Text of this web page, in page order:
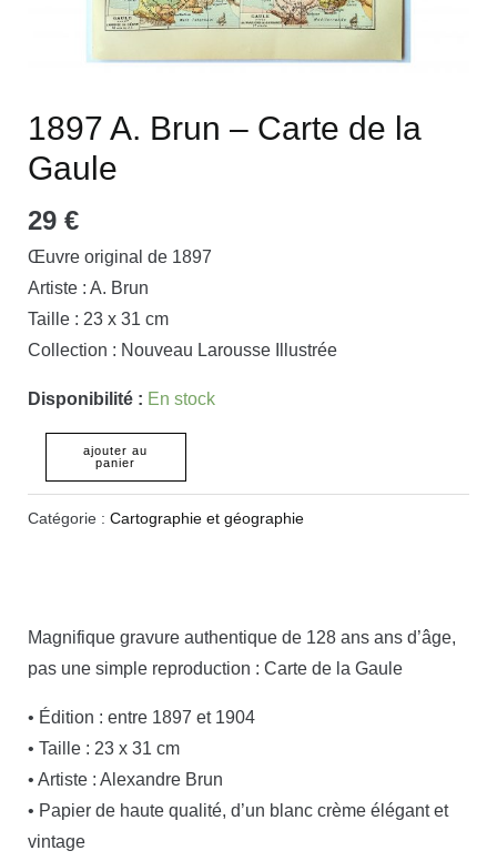
1897 A. Brun – Carte de la
Gaule
29 €
Œuvre original de 1897
Artiste : A. Brun
Taille : 23 x 31 cm
Collection : Nouveau Larousse Illustrée
Disponibilité : En stock
ajouter au
panier
Catégorie : Cartographie et géographie
Magnifique gravure authentique de 128 ans ans d’âge,
pas une simple reproduction : Carte de la Gaule
• Édition : entre 1897 et 1904
• Taille : 23 x 31 cm
• Artiste : Alexandre Brun
• Papier de haute qualité, d’un blanc crème élégant et
vintage